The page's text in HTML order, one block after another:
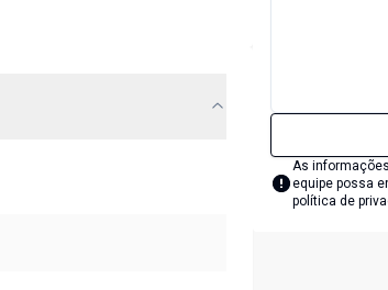
As
equipe possa
política de